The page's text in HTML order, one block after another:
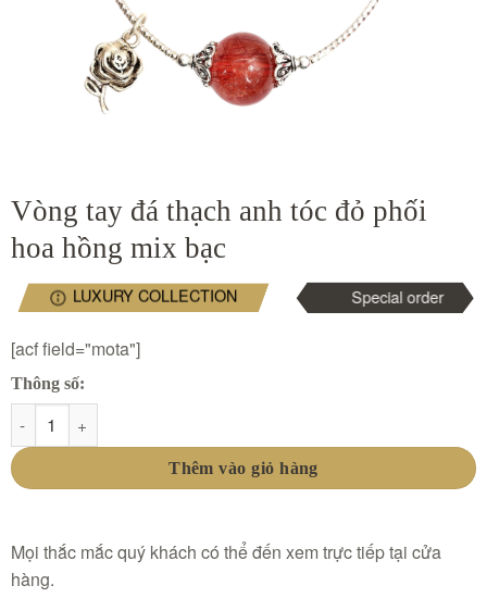
Vòng tay đá thạch anh tóc đỏ phối
hoa hồng mix bạc
LUXURY COLLECTION Special order
[acf field="mota"]
Thông số:
Thêm vào giỏ hàng
Mọi thắc mắc quý khách có thể đến xem trực tiếp tại cửa
hàng.